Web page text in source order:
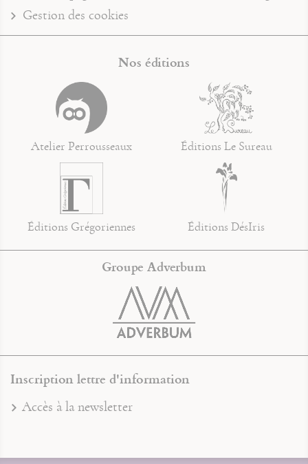
Gestion des cookies
Nos éditions
Atelier Perrousseaux Éditions Le Sureau
Éditions Grégoriennes Éditions DésIris
Groupe Adverbum
Inscription lettre d'information
Accès à la newsletter